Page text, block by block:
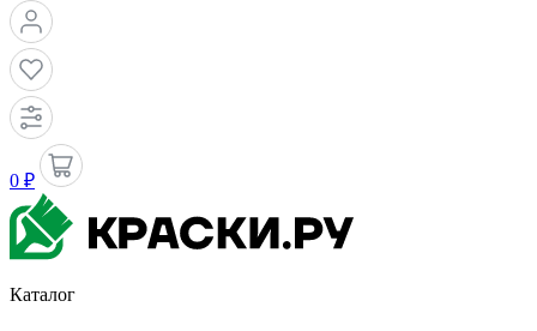
0 ₽
Каталог